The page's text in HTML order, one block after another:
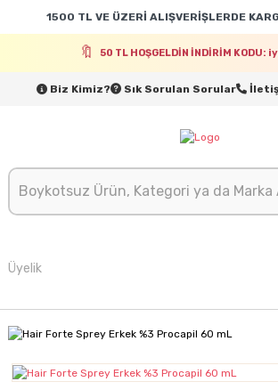
1500 TL VE ÜZERİ ALIŞVERİŞLERDE
50 TL HOŞGELDİN İNDİRİM KODU:
Biz Kimiz? Sık Sorulan Sorular
Üyelik